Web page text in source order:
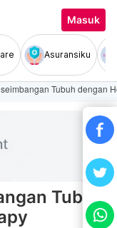
Masuk
Asuransiku
Tubuh dengan
Tubuh